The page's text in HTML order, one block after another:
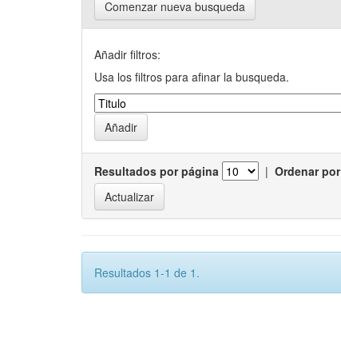
Comenzar nueva busqueda
Añadir filtros:
Usa los filtros para afinar la busqueda.
Resultados por página | Ordenar por
Resultados 1-1 de 1.